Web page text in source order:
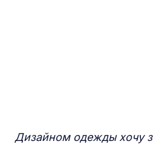
Дизайном одежды хочу